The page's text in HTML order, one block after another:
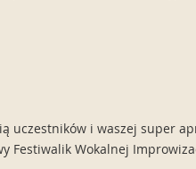
uczestników i waszej super
Festiwalik Wokalnej